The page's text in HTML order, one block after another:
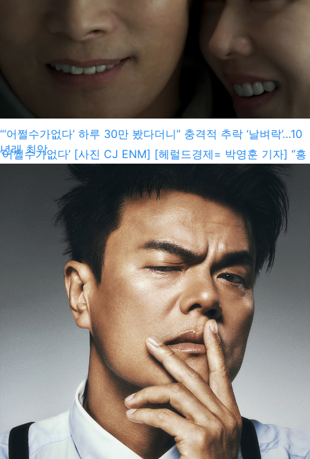
“‘어쩔수가없다’ 하루 30만 봤다더니” 충격적 추락 ‘날벼락’…10
년래 최악
‘어쩔수가없다’ [사진 CJ ENM] [헤럴드경제= 박영훈 기자] “흥
행작 나와도 어쩔 수가 없다?” 넷플릭스 등 온라인동영상서비
스(OTT)에 밀려 위기 몰린 국내 최대 영화관 CJ CGV가 사면
초가에 빠졌다. 24일 개봉한 ‘어쩔수가없다’가 하루 관객 30만
명을 돌파하며 대박 기대감이 커지고 있지만, 주가는 오히려 더
폭락하고 있다. 투자자들은 “다 죽는다”라며 아우성이다. 흥행
작이 나와도 어쩔 수가 없는 상황이다. ‘어쩔수가없다’는 24일
하루에만 33만1518명(영화진흥위원회 기준)의 관심을 불러 모
았다. 예매 관객...